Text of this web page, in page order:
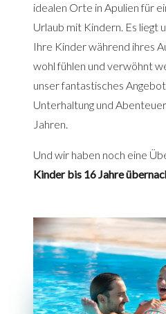
idealen Orte in Apulien für
Urlaub mit Kindern. Es liegt
Ihre Kinder während ihres
wohl fühlen und verwöhnt
unser fantastisches
Unterhaltung und
Jahren.
Und wir haben noch eine
Kinder bis 16 Jahre